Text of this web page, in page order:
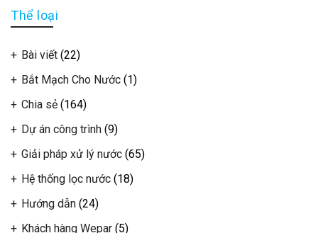
Thể loại
Bài viết (22)
Bắt Mạch Cho Nước (1)
Chia sẻ (164)
Dự án công trình (9)
Giải pháp xử lý nước (65)
Hệ thống lọc nước (18)
Hướng dẫn (24)
Khách hàng Wepar (5)